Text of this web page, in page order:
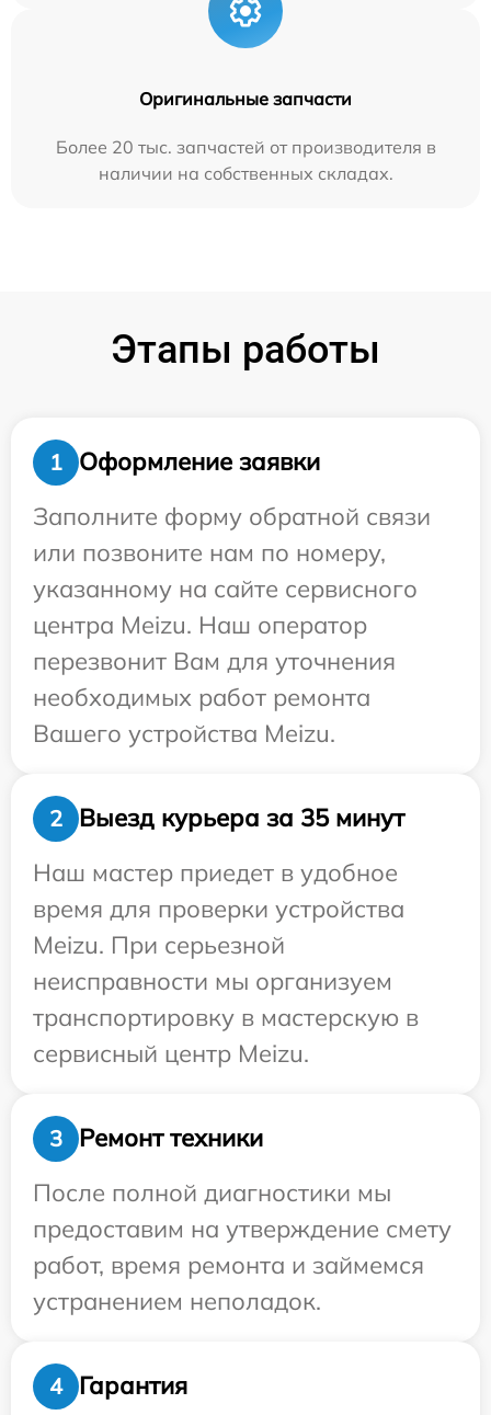
Оригинальные запчасти
Более 20 тыс. запчастей от производителя в
наличии на собственных складах.
Этапы работы
1
Оформление заявки
Заполните форму обратной связи
или позвоните нам по номеру,
указанному на сайте сервисного
центра Meizu. Наш оператор
перезвонит Вам для уточнения
необходимых работ ремонта
Вашего устройства Meizu.
2
Выезд курьера за 35 минут
Наш мастер приедет в удобное
время для проверки устройства
Meizu. При серьезной
неисправности мы организуем
транспортировку в мастерскую в
сервисный центр Meizu.
3
Ремонт техники
После полной диагностики мы
предоставим на утверждение смету
работ, время ремонта и займемся
устранением неполадок.
4 Гарантия